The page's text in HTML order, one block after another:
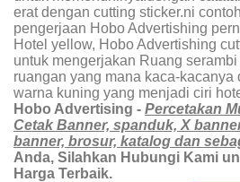
erat dengan cutting sticker.ni
pengerjaan Hobo Advertishing
Hotel yellow, Hobo Advertishing
untuk mengerjakan Ruang
ruangan yang mana kaca-kacanya
warna kuning yang menjadi ciri
Hobo Advertising - Percetakan
Cetak Banner, spanduk, X
banner, brosur, katalog dan
Anda, Silahkan Hubungi Kami
Harga Terbaik.